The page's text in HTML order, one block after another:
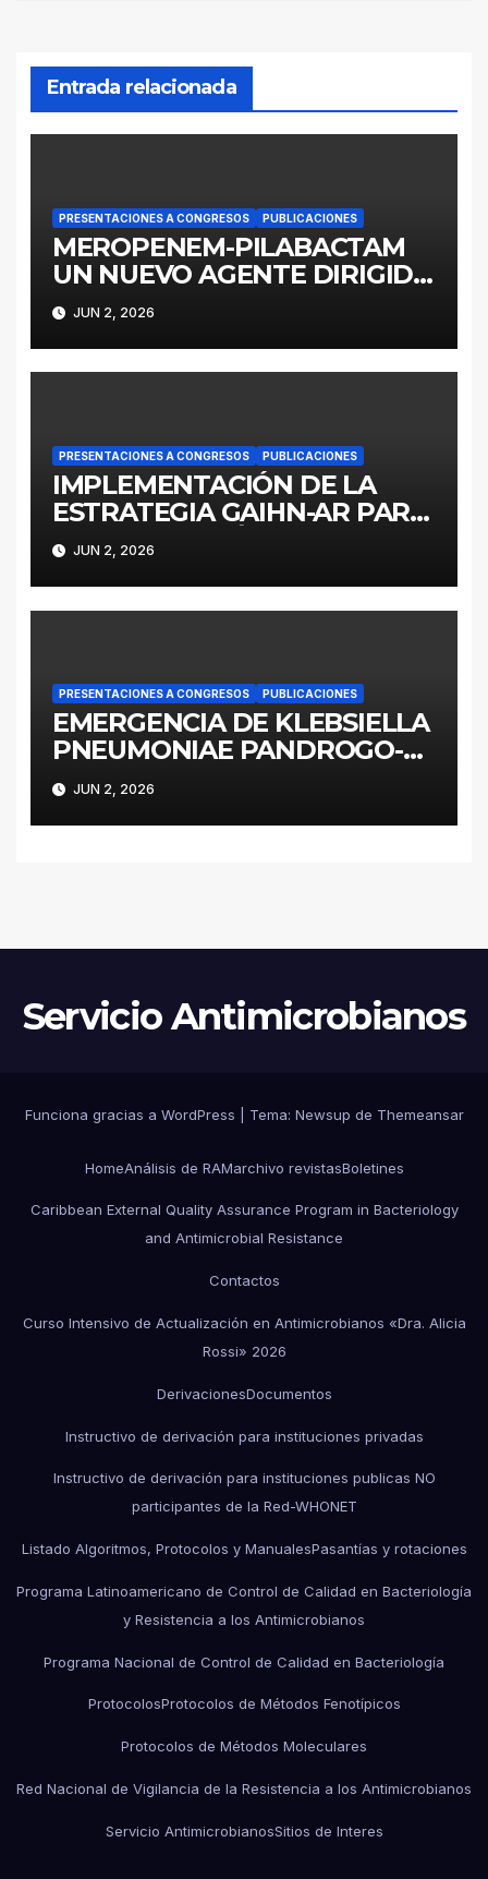
Entrada relacionada
PRESENTACIONES A CONGRESOS PUBLICACIONES
MEROPENEM-PILABACTAM
UN NUEVO AGENTE DIRIGIDO
A ENTEROBACTERALES
PRODUCTORES DE
SERINOCARBAPENEMASAS
JUN 2, 2026
PRESENTACIONES A CONGRESOS PUBLICACIONES
IMPLEMENTACIÓN DE LA
ESTRATEGIA GAIHN-AR PARA
LA CONTENCIÓN DE
ENTEROBACTERALES
PRODUCTORES DE
CARBAPENEMASAS EN UN
RECURSOS LIMITADOS DE
ARGENTINA
JUN 2, 2026
PRESENTACIONES A CONGRESOS PUBLICACIONES
EMERGENCIA DE KLEBSIELLA
PNEUMONIAE PANDROGO-
RESISTENTE ST258 EN UNA
UNIDAD DE CUIDADOS
CRITICOS DE LA PROVINCIA
ESTRATEGIAS DE
JUN 2, 2026
Servicio Antimicrobianos
Funciona gracias a WordPress Tema: Newsup de Themeansar
HomeAnálisis de RAMarchivo revistasBoletines
Caribbean External Quality Assurance Program in Bacteriology
and Antimicrobial Resistance
Contactos
Curso Intensivo de Actualización en Antimicrobianos «Dra. Alicia
Rossi» 2026
DerivacionesDocumentos
Instructivo de derivación para instituciones privadas
Instructivo de derivación para instituciones publicas NO
participantes de la Red-WHONET
Listado Algoritmos, Protocolos y ManualesPasantías y rotaciones
Programa Latinoamericano de Control de Calidad en Bacteriología
y Resistencia a los Antimicrobianos
Programa Nacional de Control de Calidad en Bacteriología
ProtocolosProtocolos de Métodos Fenotípicos
Protocolos de Métodos Moleculares
Red Nacional de Vigilancia de la Resistencia a los Antimicrobianos
Servicio AntimicrobianosSitios de Interes